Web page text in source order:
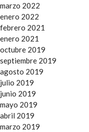
marzo 2022
enero 2022
febrero 2021
enero 2021
octubre 2019
septiembre 2019
agosto 2019
julio 2019
junio 2019
mayo 2019
abril 2019
marzo 2019